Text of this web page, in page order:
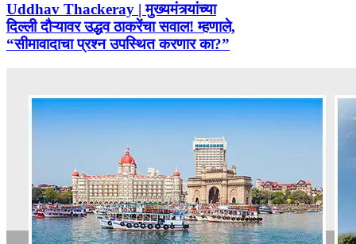
Uddhav Thackeray | मुख्यमंत्र्यांच्या
दिल्ली दौऱ्यावर उद्धव ठाकरेंचा सवाल! म्हणाले,
“सीमावादाचा प्रश्न उपस्थित करणार का?”